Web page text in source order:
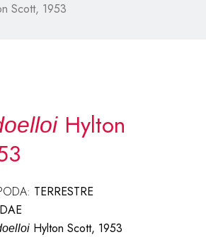
Scott, 1953
Hylton
TERRESTRE
Hylton Scott, 1953